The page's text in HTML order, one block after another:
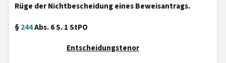
Rüge der Nichtbescheidung eines Beweisantrags.
§244Abs. 6 S. 1 StPO
Entscheidungstenor